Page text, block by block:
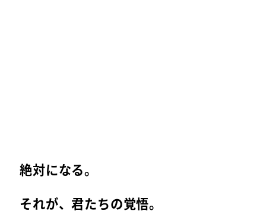
絶対になる。
それが、君たちの覚悟。